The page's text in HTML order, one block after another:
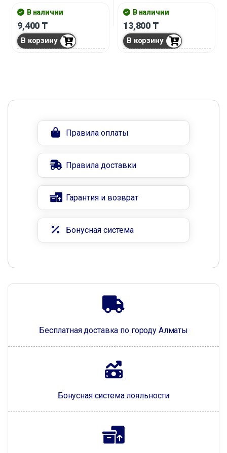
В наличии
9,400 ₸
В корзину
В наличии
13,800 ₸
В корзину
Бесплатная доставка по городу Алматы
Бонусная система лояльности
Правила оплаты
Правила доставки
Гарантия и возврат
Бонусная система